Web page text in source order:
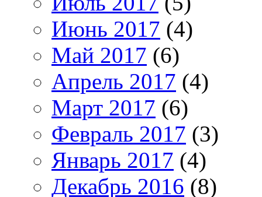
Июнь 2017 (4)
Май 2017 (6)
Апрель 2017 (4)
Март 2017 (6)
Февраль 2017 (3)
Январь 2017 (4)
Декабрь 2016 (8)